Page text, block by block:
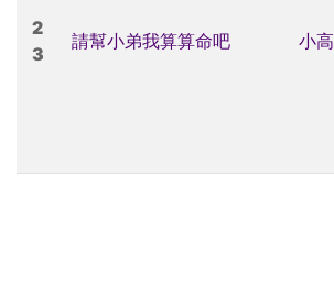
2
3
請幫小弟我算算命吧 小高